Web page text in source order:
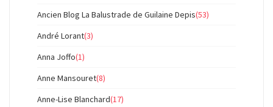
Ancien Blog La Balustrade de Guilaine Depis(53)
André Lorant(3)
Anna Joffo(1)
Anne Mansouret(8)
Anne-Lise Blanchard(17)